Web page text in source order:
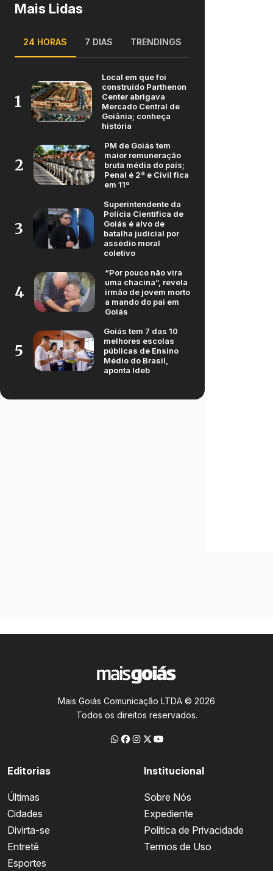
Mais Lidas
24 HORAS 7 DIAS TRENDINGS
1
Local em que foi
construído Parthenon
Center abrigava
Mercado Central de
Goiânia; conheça
história
2
PM de Goiás tem
maior remuneração
bruta média do país;
Penal é 2ª e Civil fica
em 11º
3
Superintendente da
Polícia Científica de
Goiás é alvo de
batalha judicial por
assédio moral
coletivo
4
“Por pouco não vira
uma chacina”, revela
irmão de jovem morto
a mando do pai em
Goiás
5
Goiás tem 7 das 10
melhores escolas
públicas de Ensino
Médio do Brasil,
aponta Ideb
Mais Goiás Comunicação LTDA © 2026
Todos os direitos reservados.
Editorias
Últimas
Cidades
Divirta-se
Entretê
Esportes
Institucional
Sobre Nós
Expediente
Política de Privacidade
Termos de Uso